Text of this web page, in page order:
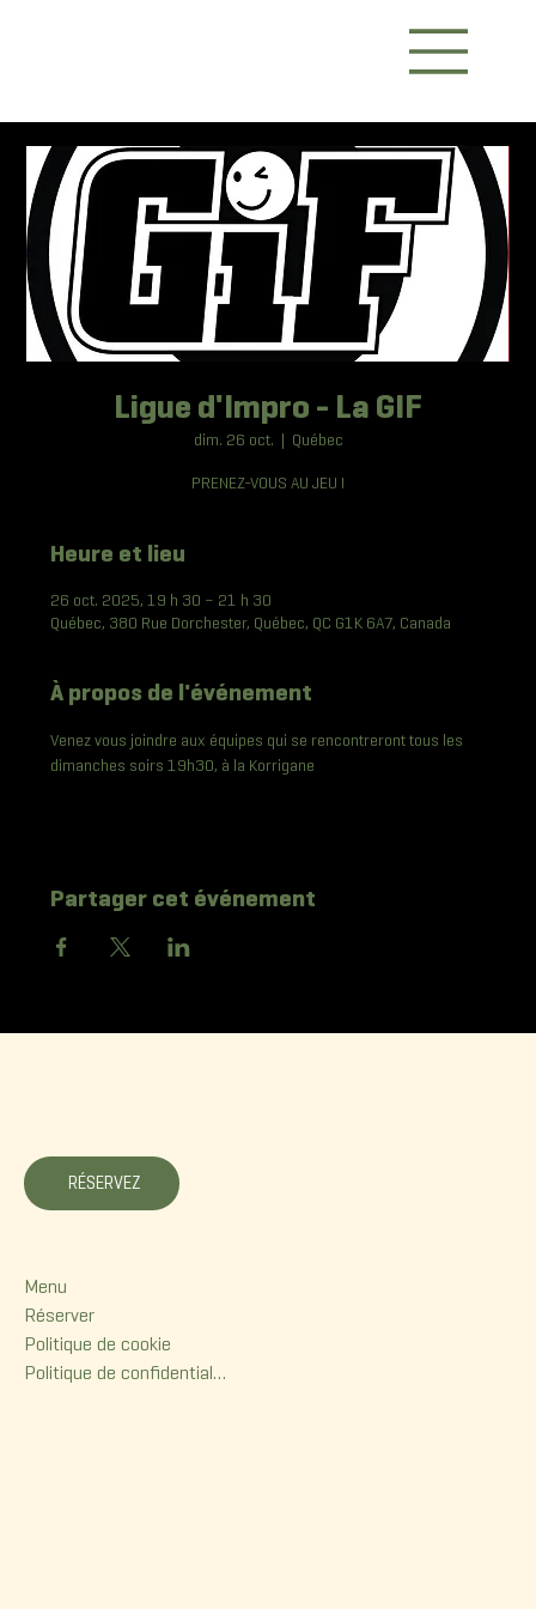
Ligue d'Impro - La GIF
dim. 26 oct.
  |
Québec
PRENEZ-VOUS AU JEU !
Heure et lieu
26 oct. 2025, 19 h 30 – 21 h 30
Québec, 380 Rue Dorchester, Québec, QC G1K 6A7, Canada
À propos de l'événement
Venez vous joindre aux équipes qui se rencontreront tous les
dimanches soirs 19h30, à la Korrigane
Partager cet événement
Menu
Réserver
Politique de cookie
Politique de confidentialité
RÉSERVEZ